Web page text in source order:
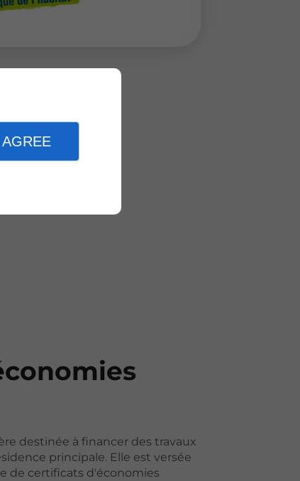
AGREE
destinée à financer des travaux
principale. Elle est versée
de certificats d'économies